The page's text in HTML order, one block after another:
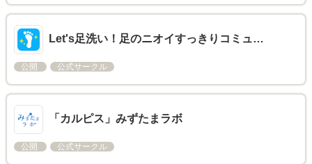
Let's足洗い！足のニオイすっきりコミュ…
公開 公式サークル
「カルピス」みずたまラボ
公開 公式サークル